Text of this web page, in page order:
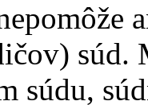
súd.
súdu,